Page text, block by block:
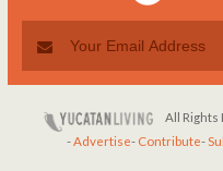
All
-Advertise- Contribute-